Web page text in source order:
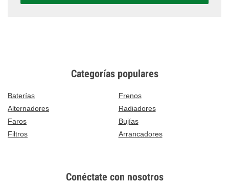
Categorías populares
Baterías
Frenos
Alternadores
Radiadores
Faros
Bujías
Filtros
Arrancadores
Conéctate con nosotros